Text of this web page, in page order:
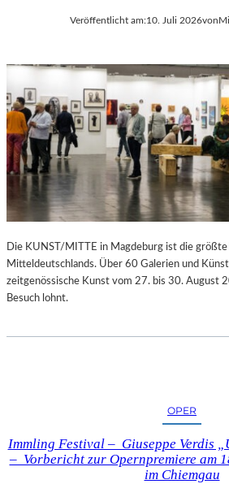
Veröffentlicht am:10. Juli 2026von
Die KUNST/MITTE in Magdeburg ist die
Mitteldeutschlands. Über 60 Galerien und
zeitgenössische Kunst vom 27. bis 30. August
Besuch lohnt.
OPER
Immling Festival – Giuseppe Verdis
– Vorbericht zur Opernpremiere am
im Chiemgau